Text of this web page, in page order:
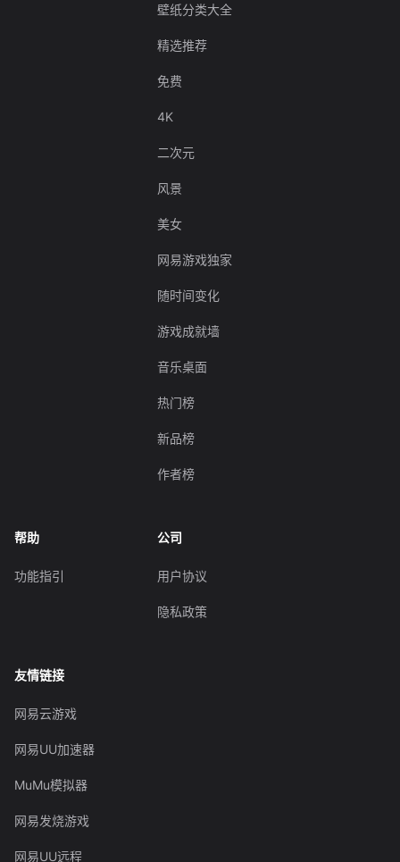
壁纸分类大全
精选推荐
免费
4K
二次元
风景
美女
网易游戏独家
随时间变化
游戏成就墙
音乐桌面
热门榜
新品榜
作者榜
帮助
功能指引
公司
用户协议
隐私政策
友情链接
网易云游戏
网易UU加速器
MuMu模拟器
网易发烧游戏
网易UU远程